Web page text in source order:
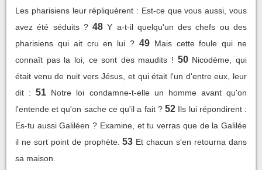
Les pharisiens leur répliquèrent : Est-ce que vous aussi, vous
avez été séduits ? 48 Y a-t-il quelqu'un des chefs ou des
pharisiens qui ait cru en lui ? 49 Mais cette foule qui ne
connaît pas la loi, ce sont des maudits ! 50 Nicodème, qui
était venu de nuit vers Jésus, et qui était l'un d'entre eux, leur
dit : 51 Notre loi condamne-t-elle un homme avant qu'on
l'entende et qu'on sache ce qu'il a fait ? 52 Ils lui répondirent :
Es-tu aussi Galiléen ? Examine, et tu verras que de la Galilée
il ne sort point de prophète. 53 Et chacun s'en retourna dans
sa maison.